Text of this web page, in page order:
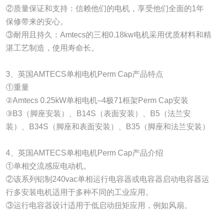
②质量保证和支持：信赖他们的电机，享受他们全面的1年
保修带来的安心。
③耐用且持久：Amtecs的三相0.18kw电机采用优质材料和精
湛工艺制造，使用寿命长。
3、英国AMTECS单相电机Perm Cap产品特点
①重量
②Amtecs 0.25kW单相电机–4极71框架Perm Cap安装
③B3（脚座安装）、B14S（表面安装）、B5（法兰安
装）、B34S（脚座和表面安装）、B35（脚座和法兰安装）
4、英国AMTECS单相电机Perm Cap产品介绍
①单相交流感应电动机。
②该系列铝制240vac单相运行电容器或电容器启动电容器运
行多安装电机适用于多种不同的工业应用。
③运行电容器设计适用于低启动扭矩应用，例如风扇。